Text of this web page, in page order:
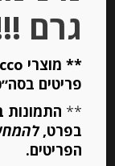
Out of
Stock
גרם
פריטים
** התמונות
בפרט,
הפריטים.